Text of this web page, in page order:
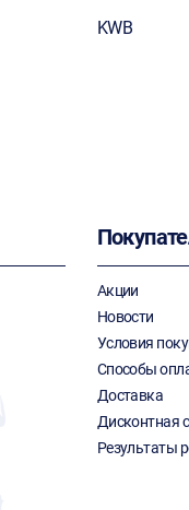
KWB
Акции
Новости
Условия
Способы
Доставка
Дисконтная
Результаты